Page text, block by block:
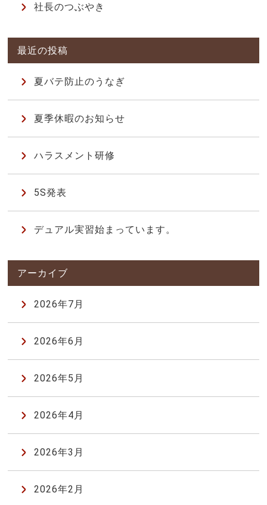
社長のつぶやき
夏バテ防止のうなぎ
夏季休暇のお知らせ
ハラスメント研修
5S発表
デュアル実習始まっています。
2026年7月
2026年6月
2026年5月
2026年4月
2026年3月
2026年2月